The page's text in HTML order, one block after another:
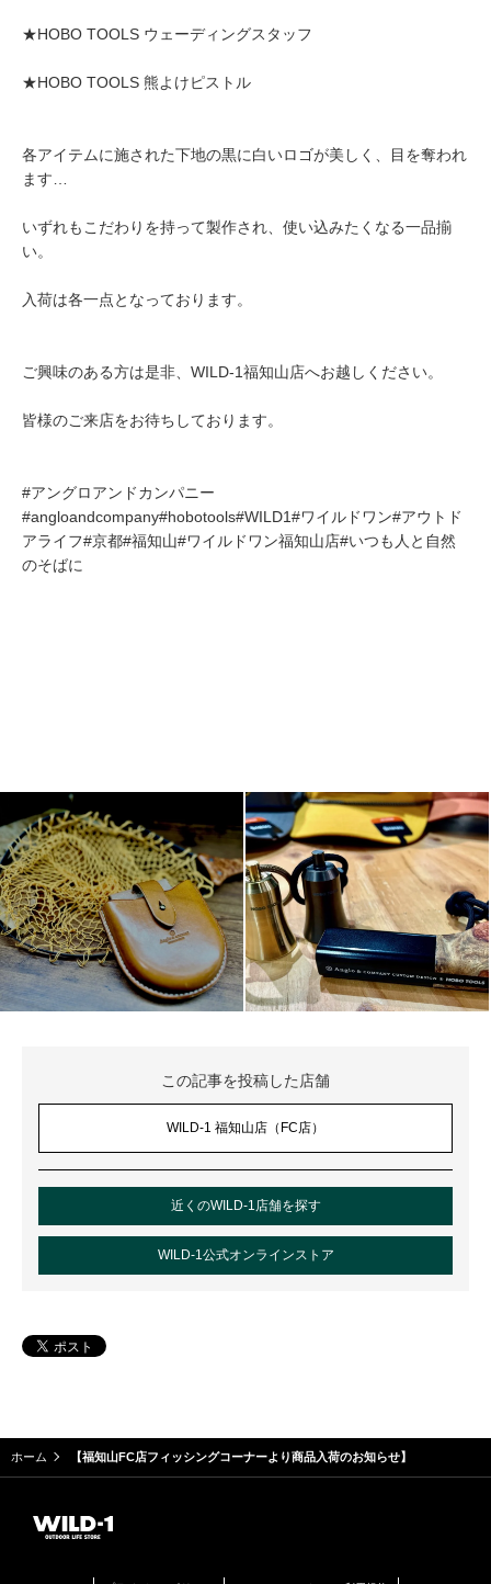
★HOBO TOOLS ウェーディングスタッフ
★HOBO TOOLS 熊よけピストル
各アイテムに施された下地の黒に白いロゴが美しく、目を奪われ
ます…
いずれもこだわりを持って製作され、使い込みたくなる一品揃
い。
入荷は各一点となっております。
ご興味のある方は是非、WILD-1福知山店へお越しください。
皆様のご来店をお待ちしております。
#アングロアンドカンパニー
#angloandcompany#hobotools#WILD1#ワイルドワン#アウトド
アライフ#京都#福知山#ワイルドワン福知山店#いつも人と自然
のそばに
この記事を投稿した店舗
WILD-1 福知山店（FC店）
近くのWILD-1店舗を探す
WILD-1公式オンラインストア
ホーム 【福知山FC店フィッシングコーナーより商品入荷のお知らせ】